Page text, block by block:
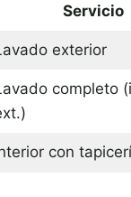
Servicio
exterior
completo
con